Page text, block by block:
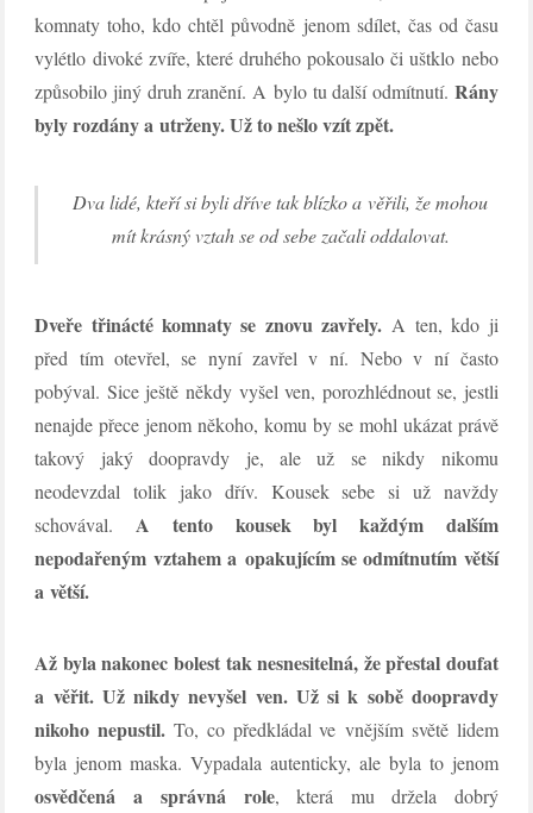
komnaty toho, kdo chtěl původně jenom sdílet, čas od času
vylétlo divoké zvíře, které druhého pokousalo či uštklo nebo
způsobilo jiný druh zranění. A bylo tu další odmítnutí. Rány
byly rozdány a utrženy. Už to nešlo vzít zpět.
Dva lidé, kteří si byli dříve tak blízko a věřili, že mohou
mít krásný vztah se od sebe začali oddalovat.
Dveře třinácté komnaty se znovu zavřely. A ten, kdo ji
před tím otevřel, se nyní zavřel v ní. Nebo v ní často
pobýval. Sice ještě někdy vyšel ven, porozhlédnout se, jestli
nenajde přece jenom někoho, komu by se mohl ukázat právě
takový jaký doopravdy je, ale už se nikdy nikomu
neodevzdal tolik jako dřív. Kousek sebe si už navždy
schovával. A tento kousek byl každým dalším
nepodařeným vztahem a opakujícím se odmítnutím větší
a větší.
Až byla nakonec bolest tak nesnesitelná, že přestal doufat
a věřit. Už nikdy nevyšel ven. Už si k sobě doopravdy
nikoho nepustil. To, co předkládal ve vnějším světě lidem
byla jenom maska. Vypadala autenticky, ale byla to jenom
osvědčená a správná role, která mu držela dobrý